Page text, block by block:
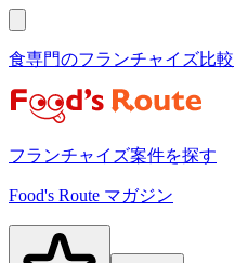
食専門のフランチャイズ比較
フランチャイズ案件を探す
Food's Route マガジン